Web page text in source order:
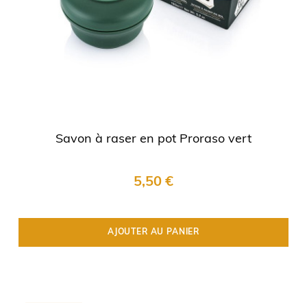
Savon à raser en pot Proraso vert
5,50 €
AJOUTER AU PANIER